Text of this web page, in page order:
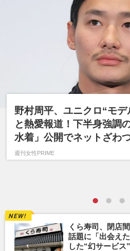
野村周平、ユニクロ“モ
と熱愛報道！下半身強調
水着」公開でネットざわ
週刊女性PRIME
くら寿司、閉店
話題に「出会え
した“幻サービス